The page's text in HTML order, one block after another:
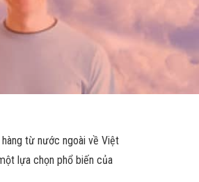
từ nước ngoài về Việt
lựa chọn phổ biến của